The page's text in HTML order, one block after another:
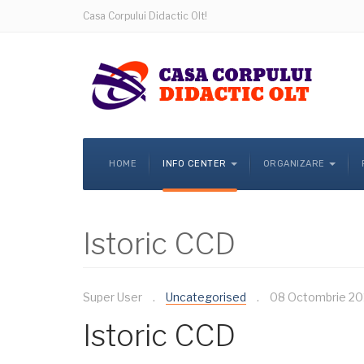
Casa Corpului Didactic Olt!
HOME INFO CENTER ORGANIZARE
Istoric CCD
Super User Uncategorised 08 Octombrie
Istoric CCD